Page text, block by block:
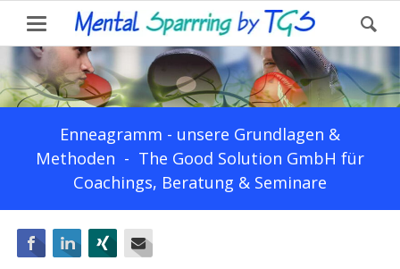
Enneagramm - unsere Grundlagen &
Methoden - The Good Solution GmbH für
Coachings, Beratung & Seminare
FacebookLinkedIn Xing